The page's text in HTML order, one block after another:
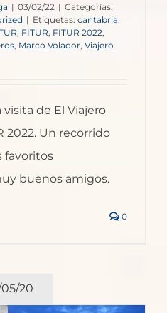
| 03/02/22 | Categorías:
| Etiquetas: cantabria,
FITUR FITUR 2022
Marco Volador Viajero
de El Viajero
2022. Un recorrido
favoritos
buenos amigos.
0
20